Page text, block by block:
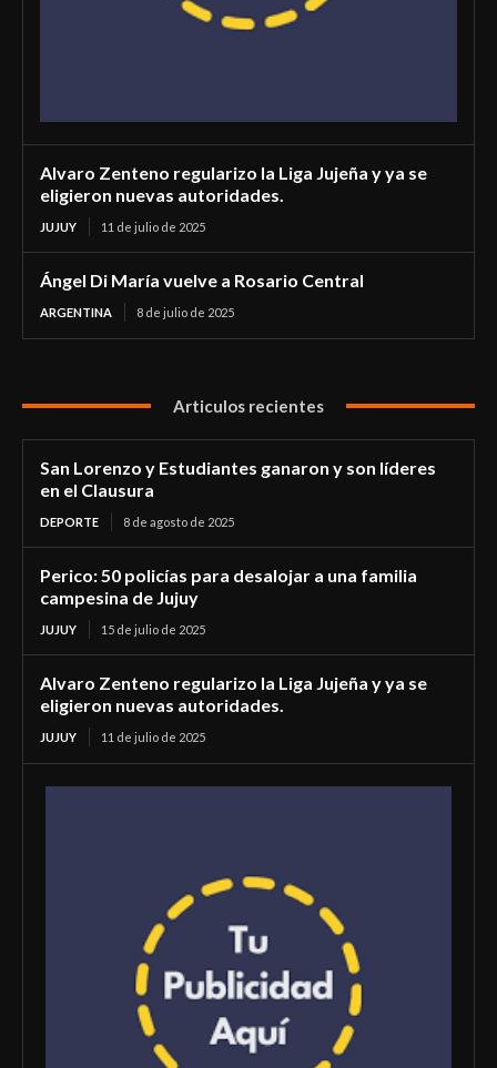
Alvaro Zenteno regularizo la Liga Jujeña y ya se
eligieron nuevas autoridades.
JUJUY 11 de julio de 2025
Ángel Di María vuelve a Rosario Central
ARGENTINA 8 de julio de 2025
Articulos recientes
San Lorenzo y Estudiantes ganaron y son líderes
en el Clausura
DEPORTE 8 de agosto de 2025
Perico: 50 policías para desalojar a una familia
campesina de Jujuy
JUJUY 15 de julio de 2025
Alvaro Zenteno regularizo la Liga Jujeña y ya se
eligieron nuevas autoridades.
JUJUY 11 de julio de 2025